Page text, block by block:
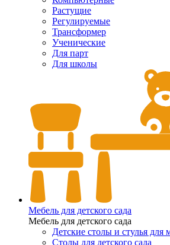
Растущие
Регулируемые
Трансформер
Ученические
Для парт
Для школы
Мебель для детского сада
Мебель для детского сада
Детские столы и стулья для
Столы для детского сада